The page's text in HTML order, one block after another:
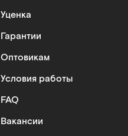
Уценка
Гарантии
Оптовикам
Условия работы
FAQ
Вакансии